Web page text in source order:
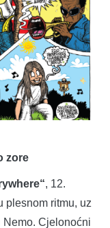
zore
, 12.
plesnom ritmu, uz
Nemo. Cjelonoćni